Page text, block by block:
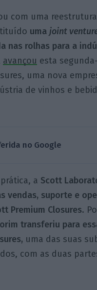
com uma
uma joint
nas rolhas para a
avançou esta
uma nova
de vinhos e
no Google
a Scott
vendas, suporte e
Premium Closures.
transferiu para
uma das suas
com as duas